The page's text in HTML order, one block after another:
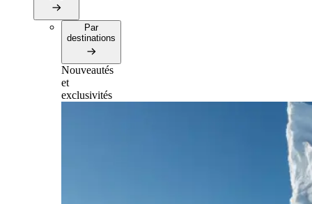
Par
destinations
Nouveautés
et
exclusivités